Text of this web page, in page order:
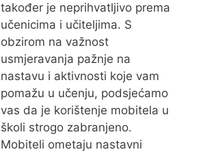
također je neprihvatljivo prema
učenicima i učiteljima. S
obzirom na važnost
usmjeravanja pažnje na
nastavu i aktivnosti koje vam
pomažu u učenju, podsjećamo
vas da je korištenje mobitela u
školi strogo zabranjeno.
Mobiteli ometaju nastavni